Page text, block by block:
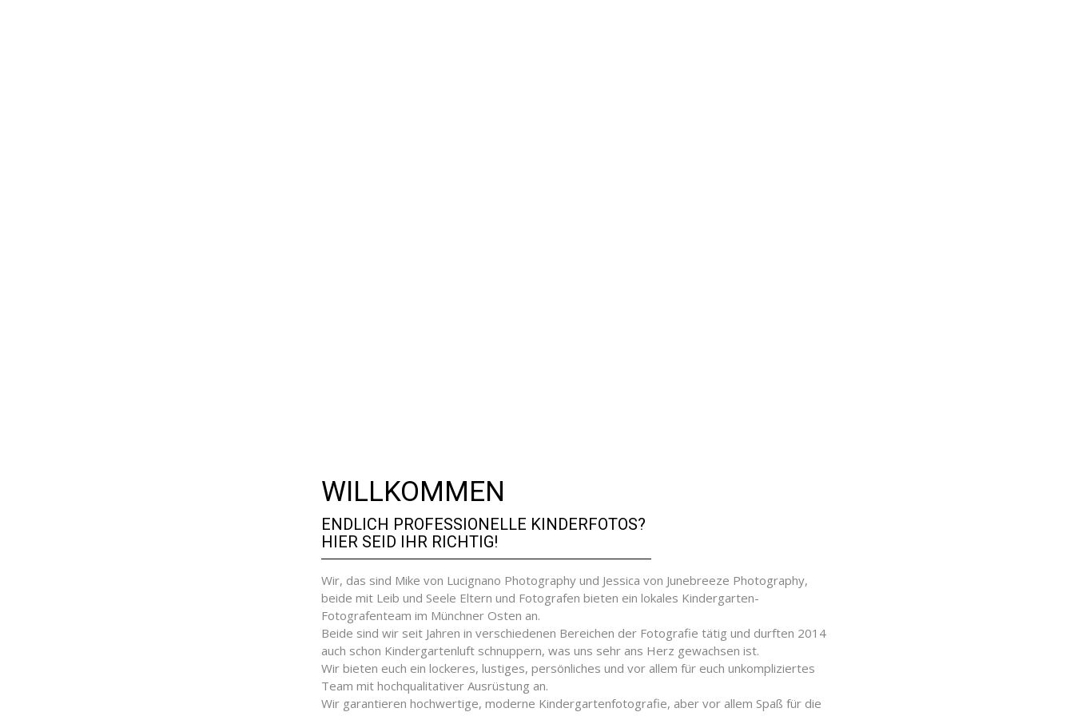
WILLKOMMEN
ENDLICH PROFESSIONELLE KINDERFOTOS?
HIER SEID IHR RICHTIG!
Wir, das sind Mike von Lucignano Photography und Jessica von Junebreeze Photography,
beide mit Leib und Seele Eltern und Fotografen bieten ein lokales Kindergarten-
Fotografenteam im Münchner Osten an.
Beide sind wir seit Jahren in verschiedenen Bereichen der Fotografie tätig und durften 2014
auch schon Kindergartenluft schnuppern, was uns sehr ans Herz gewachsen ist.
Wir bieten euch ein lockeres, lustiges, persönliches und vor allem für euch unkompliziertes
Team mit hochqualitativer Ausrüstung an.
Wir garantieren hochwertige, moderne Kindergartenfotografie, aber vor allem Spaß für die